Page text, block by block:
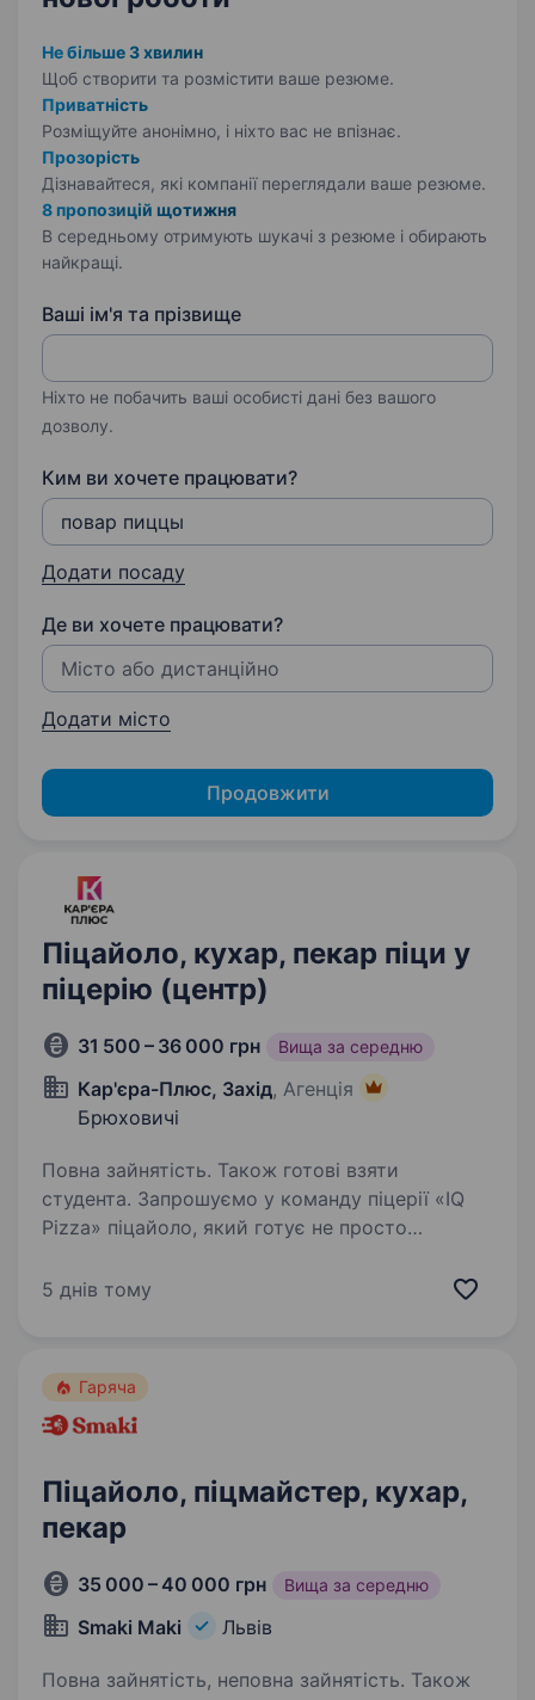
Не більше 3 хвилин
Щоб створити та розмістити ваше резюме.
Приватність
Розміщуйте анонімно, і ніхто вас не впізнає.
Прозорість
Дізнавайтеся, які компанії переглядали ваше резюме.
8 пропозицій щотижня
В середньому отримують шукачі з резюме і обирають
найкращі.
Ваші ім'я та прізвище
Ніхто не побачить ваші особисті дані без вашого
дозволу.
Ким ви хочете працювати?
Додати посаду
Де ви хочете працювати?
Додати місто
Продовжити
Піцайоло, кухар, пекар піци у
піцерію (центр)
31 500 – 36 000 грн Вища за середню
Кар'єра-Плюс, Захід, Агенція
Брюховичі
Повна зайнятість. Також готові взяти
студента. Запрошуємо у команду піцерії «IQ
Pizza» піцайоло, який готує не просто
Приготування піци за технологічними картами
5 днів тому
Гаряча
Піцайоло, піцмайстер, кухар,
пекар
35 000 – 40 000 грн Вища за середню
Smaki Maki Львів
Повна зайнятість, неповна зайнятість. Також